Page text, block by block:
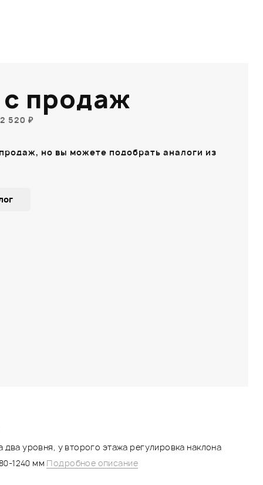
два уровня, у второго этажа регулировка наклона
1240 мм Подробное описание
продаж
520 ₽
но вы можете подобрать аналоги из